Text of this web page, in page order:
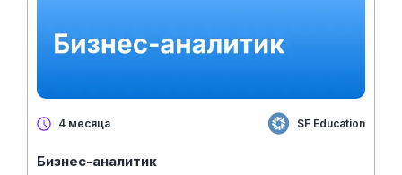
4 месяца SF Education
Бизнес-аналитик